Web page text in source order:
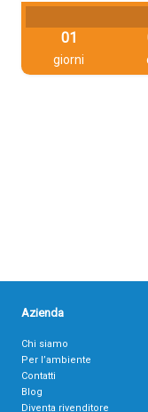
01
giorni
Azienda
Chi siamo
Per l’ambiente
Contatti
Blog
Diventa rivenditore